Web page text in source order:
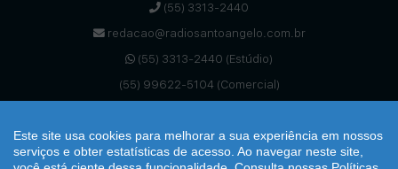
Este site usa cookies para melhorar a sua experiência em nossos
serviços e obter estatísticas de acesso. Ao navegar neste site,
(55) 3313-2440
redacao@radiosantoangelo.com.br
(55) 3313-2440 (Estúdio)
(55) 99622-5104 (Comercial)